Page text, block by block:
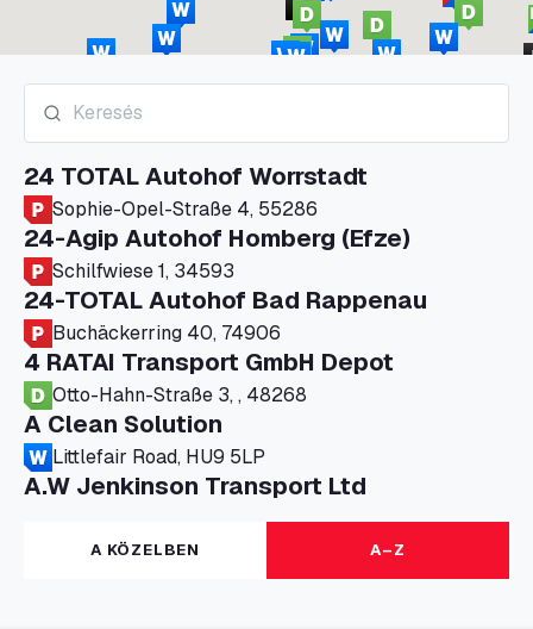
24 TOTAL Autohof Worrstadt
Sophie-Opel-Straße 4, 55286
24-Agip Autohof Homberg (Efze)
Schilfwiese 1, 34593
24-TOTAL Autohof Bad Rappenau
Buchäckerring 40, 74906
4 RATAI Transport GmbH Depot
Otto-Hahn-Straße 3, , 48268
A Clean Solution
Littlefair Road, HU9 5LP
A.W Jenkinson Transport Ltd
Progress House, ME11 5GA
A+G Nettetal - Depot Parking
Am Panneschopp 7, 41334
A KÖZELBEN A–Z